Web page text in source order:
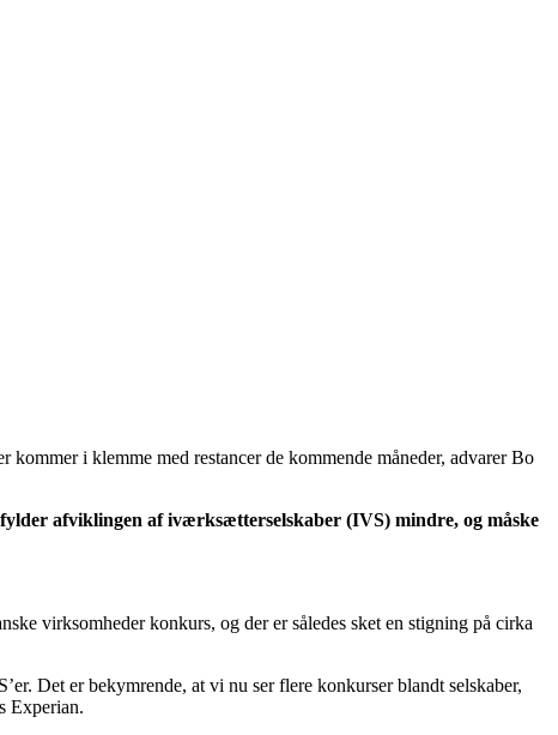
kommer i klemme med restancer de kommende måneder, advarer Bo
afviklingen af iværksætterselskaber (IVS) mindre, og måske
virksomheder konkurs, og der er således sket en stigning på cirka
Det er bekymrende, at vi nu ser flere konkurser blandt selskaber,
Experian.